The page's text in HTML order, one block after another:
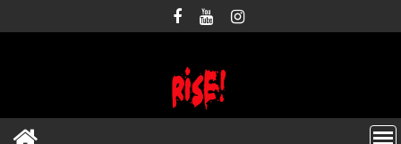
al